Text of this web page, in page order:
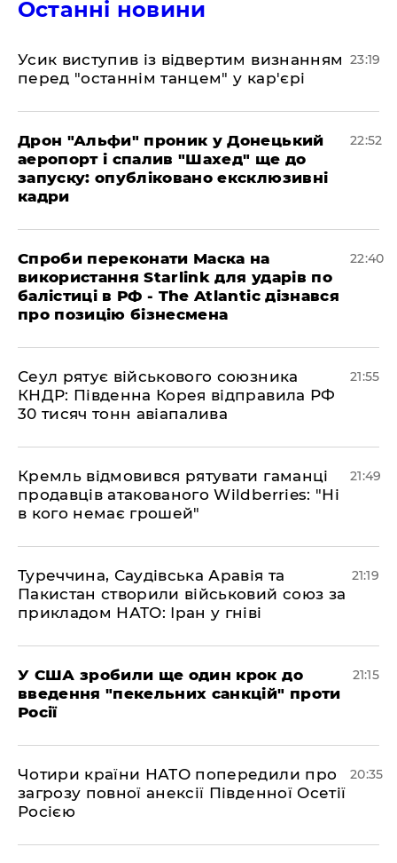
Останні новини
​Усик виступив із відвертим визнанням
перед "останнім танцем" у кар'єрі
23:19
​Дрон "Альфи" проник у Донецький
аеропорт і спалив "Шахед" ще до
запуску: опубліковано ексклюзивні
кадри
22:52
​Спроби переконати Маска на
використання Starlink для ударів по
балістиці в РФ - The Atlantic дізнався
про позицію бізнесмена
22:40
​Сеул рятує військового союзника
КНДР: Південна Корея відправила РФ
30 тисяч тонн авіапалива
21:55
​Кремль відмовився рятувати гаманці
продавців атакованого Wildberries: "Ні
в кого немає грошей"
21:49
​Туреччина, Саудівська Аравія та
Пакистан створили військовий союз за
прикладом НАТО: Іран у гніві
21:19
​У США зробили ще один крок до
введення "пекельних санкцій" проти
Росії
21:15
​Чотири країни НАТО попередили про
загрозу повної анексії Південної Осетії
Росією
20:35